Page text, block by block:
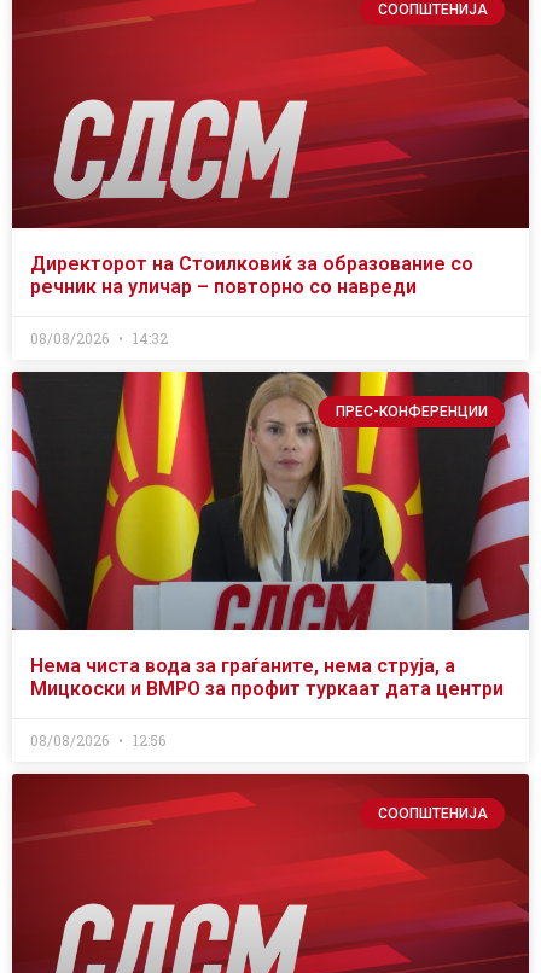
СООПШТЕНИЈА
Директорот на Стоилковиќ за образование со
речник на уличар – повторно со навреди
08/08/2026 14:32
ПРЕС-КОНФЕРЕНЦИИ
Нема чиста вода за граѓаните, нема струја, а
Мицкоски и ВМРО за профит туркаат дата центри
08/08/2026 12:56
СООПШТЕНИЈА